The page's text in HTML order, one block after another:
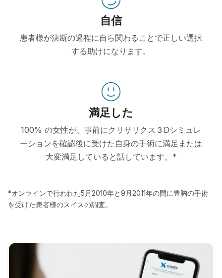
自信
患者様が決断の過程に自ら関わることで正しい選択
する助けになります。
満足した
100% の女性が、事前にクリサリクス３Dシミュレ
ーションを確認後に受けた自身の手術に満足または
大変満足していると話しています。*
*オンラインで行われた5月2010年と9月2011年の間に豊胸の手術
を受けた患者様のスイスの調査。